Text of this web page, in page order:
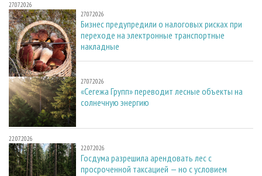
27.07.2026
27.07.2026
Бизнес предупредили о налоговых рисках при
переходе на электронные транспортные
накладные
27.07.2026
27.07.2026
«Сегежа Групп» переводит лесные объекты на
солнечную энергию
22.07.2026
22.07.2026
Госдума разрешила арендовать лес с
просроченной таксацией — но с условием